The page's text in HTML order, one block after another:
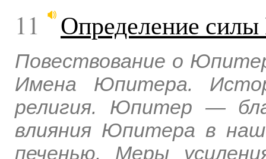
11 Определение
Повествование о
Имена Юпитера.
религия. Юпитер —
влияния Юпитера в
печенью. Меры